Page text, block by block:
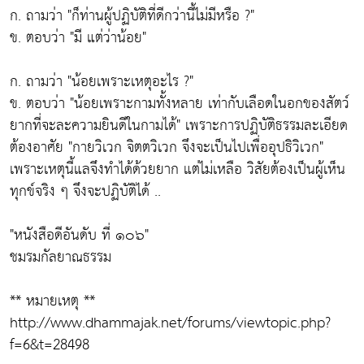
ก. ถามว่า "ก็ท่านผู้ปฏิบัติที่ดีกว่านี้ไม่มีหรือ ?"
ข. ตอบว่า "มี แต่ว่าน้อย"
ก. ถามว่า "น้อยเพราะเหตุอะไร ?"
ข. ตอบว่า "น้อยเพราะกามทั้งหลาย เท่ากับเลือดในอกของสัตว์
ยากที่จะละความยินดีในกามได้" เพราะการปฏิบัติธรรมละเอียด
ต้องอาศัย "กายวิเวก จิตตวิเวก จึงจะเป็นไปเพื่ออุปธิวิเวก"
เพราะเหตุนี้แลจึงทำได้ด้วยยาก แต่ไม่เหลือ วิสัยต้องเป็นผู้เห็น
ทุกข์จริง ๆ จึงจะปฏิบัติได้ ..
"หนังสือดีอันดับ ที่ ๑๐๖"
ชมรมกัลยาณธรรม
** หมายเหตุ **
http://www.dhammajak.net/forums/viewtopic.php?
f=6&t=28498